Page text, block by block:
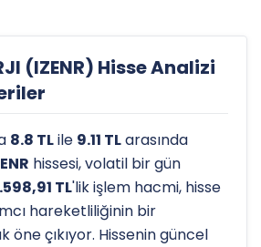
(IZENR) Hisse Analizi
8.8 TLile 9.11 TLarasında
hissesi, volatil bir gün
TL'lik işlem hacmi, hisse
hareketliliğinin bir
öne çıkıyor. Hissenin güncel